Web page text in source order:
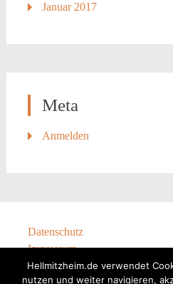
Januar 2017
Meta
Anmelden
Datenschutz
Impressum
Hellmitzheim.de verwendet
nutzen und weiter navigieren,